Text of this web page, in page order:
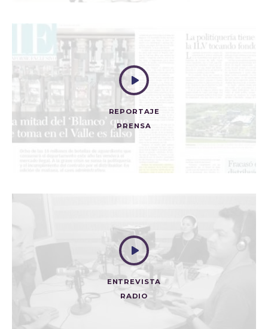
REPORTAJE
PRENSA
LA MITAD DEL AGUARDIENTE QUE SE TOMA EN EL
VALLE ES FALSO
Prensa
ENTREVISTA
RADIO
MI BANDA SONORA CON VERA GRABE